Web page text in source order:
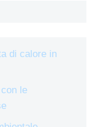
di calore in
le